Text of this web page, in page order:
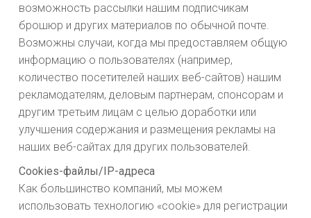
возможность рассылки нашим подписчикам
брошюр и других материалов по обычной почте.
Возможны случаи, когда мы предоставляем общую
информацию о пользователях (например,
количество посетителей наших веб-сайтов) нашим
рекламодателям, деловым партнерам, спонсорам и
другим третьим лицам с целью доработки или
улучшения содержания и размещения рекламы на
наших веб-сайтах для других пользователей.
Cookies-файлы/IP-адреса
Как большинство компаний, мы можем
использовать технологию «cookie» для регистрации